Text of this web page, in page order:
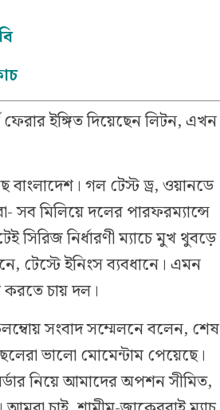
ফেরার ইঙ্গিত দিয়েছেন লিটন, এখন
বাংলাদেশ। গল টেস্ট ড্র, ওয়ানডে
সব মিলিয়ে দলের পারফরম্যান্সে
সিরিজ নির্ধারণী ম্যাচে মুখ থুবড়ে
টেস্টে ইনিংস ব্যবধানে। এমন
করতে চায় দল।
সংবাদ সম্মেলনে বলেন, শেষ
ভালো মোমেন্টাম পেয়েছে।
নিয়ে আমাদের অপশন সীমিত,